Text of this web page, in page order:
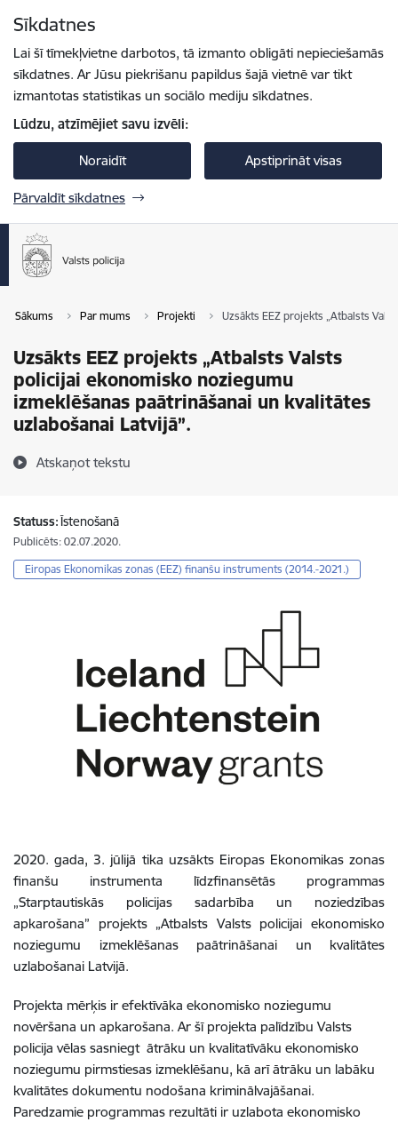
Sīkdatnes
Lai šī tīmekļvietne darbotos, tā izmanto obligāti nepieciešamās
sīkdatnes. Ar Jūsu piekrišanu papildus šajā vietnē var tikt
izmantotas statistikas un sociālo mediju sīkdatnes.
Lūdzu, atzīmējiet savu izvēli:
Noraidīt Apstiprināt visas
Pārvaldīt sīkdatnes
Sākums Par mums Projekti Uzsākts EEZ projekts „Atbalsts
Uzsākts EEZ projekts „Atbalsts Valsts
policijai ekonomisko noziegumu
izmeklēšanas paātrināšanai un kvalitātes
uzlabošanai Latvijā”.
Atskaņot tekstu
Statuss:Īstenošanā
Publicēts: 02.07.2020.
Eiropas Ekonomikas zonas (EEZ) finanšu instruments (2014.-2021.)
2020. gada, 3. jūlijā tika uzsākts Eiropas Ekonomikas zonas
finanšu instrumenta līdzfinansētās programmas
„Starptautiskās policijas sadarbība un noziedzības
apkarošana” projekts „Atbalsts Valsts policijai ekonomisko
noziegumu izmeklēšanas paātrināšanai un kvalitātes
uzlabošanai Latvijā.
Projekta mērķis ir efektīvāka ekonomisko noziegumu
novēršana un apkarošana. Ar šī projekta palīdzību Valsts
policija vēlas sasniegt ātrāku un kvalitatīvāku ekonomisko
noziegumu pirmstiesas izmeklēšanu, kā arī ātrāku un labāku
kvalitātes dokumentu nodošana kriminālvajāšanai.
Paredzamie programmas rezultāti ir uzlabota ekonomisko